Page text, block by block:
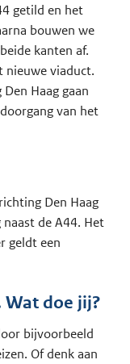
getild en het
bouwen we
kanten af.
nieuwe viaduct.
Haag gaan
van het
Den Haag
de A44. Het
geldt een
Wat doe jij?
bijvoorbeeld
Of denk aan